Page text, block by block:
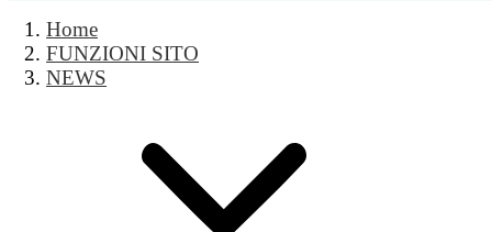
Home
FUNZIONI SITO
NEWS